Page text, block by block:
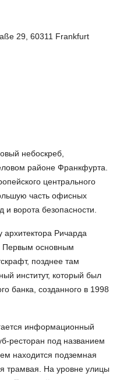
29, 60311 Frankfurt
небоскреб,
районе Франкфурта.
центрального
часть офисных
ворота безопасности.
Ричарда
Первым основным
позднее там
институт, который был
банка, созданного в 1998
информационный
ресторан под названием
находится подземная
трамвая. На уровне улицы